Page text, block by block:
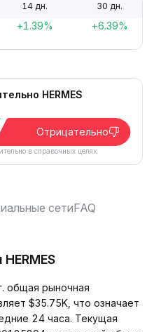
14 дн. 30 дн.
+1.39% +6.39%
HERMES
Отрицательно
в справочных целях.
сетиFAQ
общая рыночная
$35.75K, что означает
24 часа. Текущая